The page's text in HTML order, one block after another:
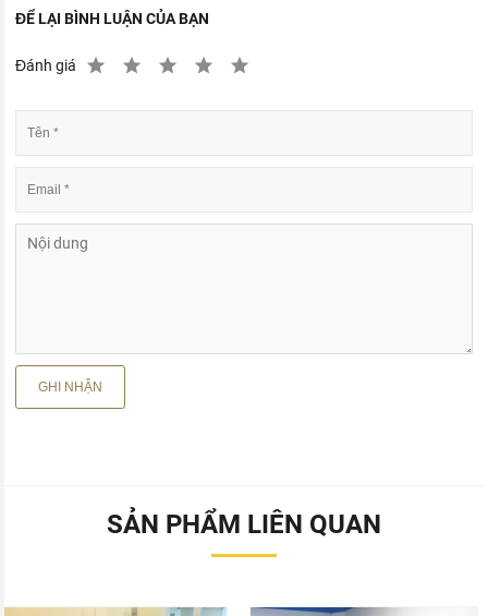
ĐỂ LẠI BÌNH LUẬN CỦA BẠN
Đánh giá
SẢN PHẨM LIÊN QUAN